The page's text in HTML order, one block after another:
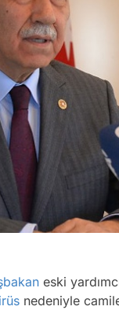
eski
nedeniyle